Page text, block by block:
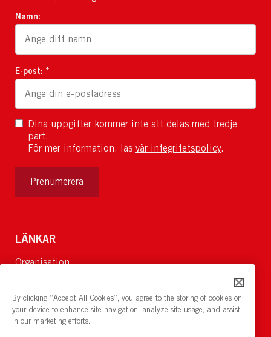
Namn:
E-post: *
Dina uppgifter kommer inte att delas med tredje
part.
För mer information, läs vår integritetspolicy.
Prenumerera
LÄNKAR
Organisation
Lediga jobb
Nyheter och pressrum
By clicking “Accept All Cookies”, you agree to the storing of cookies on
your device to enhance site navigation, analyze site usage, and assist
in our marketing efforts.